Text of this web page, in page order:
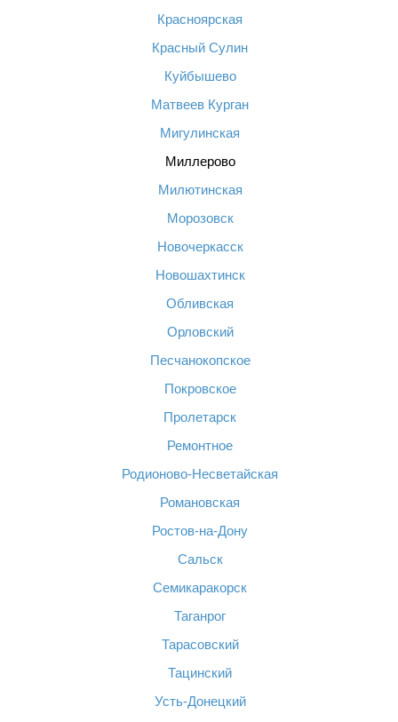
Красноярская
Красный Сулин
Куйбышево
Матвеев Курган
Мигулинская
Миллерово
Милютинская
Морозовск
Новочеркасск
Новошахтинск
Обливская
Орловский
Песчанокопское
Покровское
Пролетарск
Ремонтное
Родионово-Несветайская
Романовская
Ростов-на-Дону
Сальск
Семикаракорск
Таганрог
Тарасовский
Тацинский
Усть-Донецкий